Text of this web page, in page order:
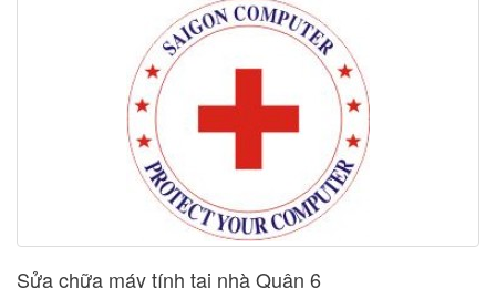
Sửa chữa máy tính tại nhà Quận 6